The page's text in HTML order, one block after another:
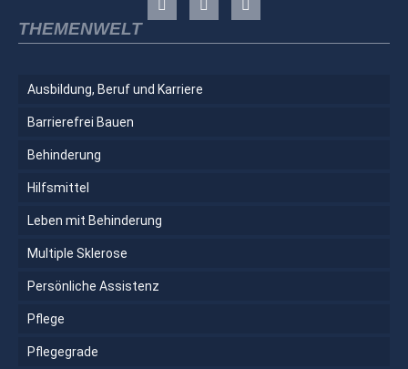
THEMENWELT
Ausbildung, Beruf und Karriere
Barrierefrei Bauen
Behinderung
Hilfsmittel
Leben mit Behinderung
Multiple Sklerose
Persönliche Assistenz
Pflege
Pflegegrade